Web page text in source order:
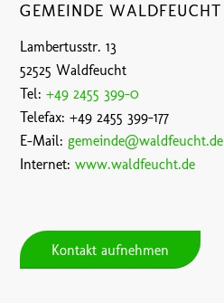
GEMEINDE WALDFEUCHT
Lambertusstr. 13
52525 Waldfeucht
Tel:+49 2455 399-0
Telefax: +49 2455 399-177
E-Mail: gemeinde@waldfeucht.de
Internet:www.waldfeucht.de
Kontakt aufnehmen